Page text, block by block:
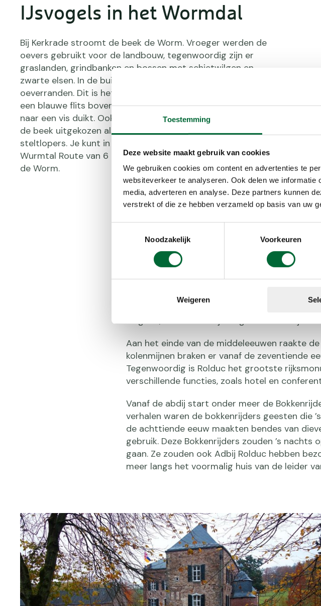
Toestemming
Deze website maakt gebruik van cookies
We gebruiken cookies om content en advertenties te
websiteverkeer te analyseren. Ook delen we
media, adverteren en analyse. Deze partners kunnen
verstrekt of die ze hebben verzameld op basis van uw
Noodzakelijk
Voorkeuren
Weigeren
IJsvogels in het Wormdal
Bij Kerkrade stroomt de beek de Worm. Vroeger werden de
oevers gebruikt voor de landbouw, tegenwoordig zijn er
graslanden, grindbanken en bossen met schietwilgen en
zwarte elsen. In de buitenbochten van de beek zijn steile
oeverranden. Dit is het ideale leefgebied van de ijsvogel. Zie je
een blauwe flits boven het water? Dan zie je een ijsvogel die
naar een vis duikt. Ook andere vogels hebben de omgeving van
de beek uitgekozen als leefgebied, zoals de waterral en
steltlopers. Je kunt in het Wormdal prachtig wandelen. De
Wurmtal Route van 6 of 9 kilometer gaat over de oevers van
de Worm.
Abdij Rolduc: bezoek
bokkenrijders
De geschiedenis van Abdij Rolduc gaat
was de abdij slechts een eenvoudig
Aan het einde van de middeleeuwen raakte
kolenmijnen braken er vanaf de zeventiende
Tegenwoordig is Rolduc het grootste
verschillende functies, zoals hotel en
Vanaf de abdij start onder meer de
verhalen waren de bokkenrijders geesten die
de achttiende eeuw maakten bendes van
gebruik. Deze Bokkenrijders zouden ’s
gaan. Ze zouden ook Adbij Rolduc hebben
meer langs het voormalig huis van de leider